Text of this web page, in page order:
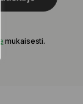
mukaisesti.